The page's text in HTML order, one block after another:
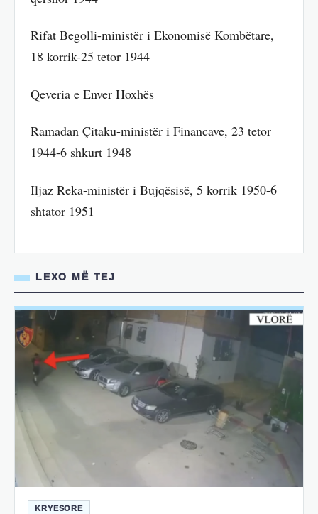
Rifat Begolli-ministër i Ekonomisë Kombëtare,
18 korrik-25 tetor 1944
Qeveria e Enver Hoxhës
Ramadan Çitaku-ministër i Financave, 23 tetor
1944-6 shkurt 1948
Iljaz Reka-ministër i Bujqësisë, 5 korrik 1950-6
shtator 1951
LEXO MË TEJ
KRYESORE